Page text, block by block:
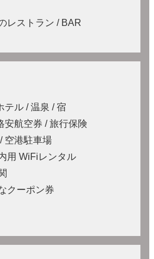
レストラン / BAR
テル / 温泉 / 宿
安航空券 / 旅行保険
空港駐車場
用 WiFiレンタル
クーポン券